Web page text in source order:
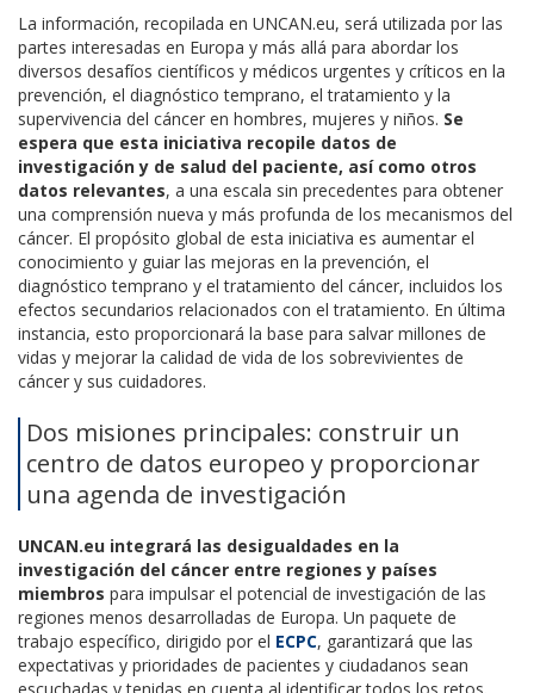
La información, recopilada en UNCAN.eu, será utilizada por las
partes interesadas en Europa y más allá para abordar los
diversos desafíos científicos y médicos urgentes y críticos en la
prevención, el diagnóstico temprano, el tratamiento y la
supervivencia del cáncer en hombres, mujeres y niños. Se
espera que esta iniciativa recopile datos de
investigación y de salud del paciente, así como otros
datos relevantes, a una escala sin precedentes para obtener
una comprensión nueva y más profunda de los mecanismos del
cáncer. El propósito global de esta iniciativa es aumentar el
conocimiento y guiar las mejoras en la prevención, el
diagnóstico temprano y el tratamiento del cáncer, incluidos los
efectos secundarios relacionados con el tratamiento. En última
instancia, esto proporcionará la base para salvar millones de
vidas y mejorar la calidad de vida de los sobrevivientes de
cáncer y sus cuidadores.
Dos misiones principales: construir un
centro de datos europeo y proporcionar
una agenda de investigación
UNCAN.eu integrará las desigualdades en la
investigación del cáncer entre regiones y países
miembros para impulsar el potencial de investigación de las
regiones menos desarrolladas de Europa. Un paquete de
trabajo específico, dirigido por el ECPC, garantizará que las
expectativas y prioridades de pacientes y ciudadanos sean